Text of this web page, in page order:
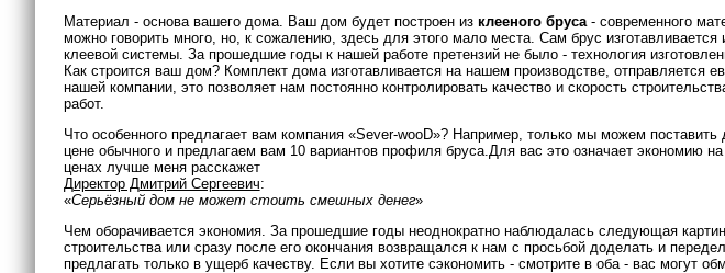
Материал - основа вашего дома. Ваш дом будет построен из клееного бруса- современного
можно говорить много, но, к сожалению, здесь для этого мало места. Сам брус
клеевой системы. За прошедшие годы к нашей работе претензий не было - технология
Как строится ваш дом? Комплект дома изготавливается на нашем производстве,
нашей компании, это позволяет нам постоянно контролировать качество и скорость
работ.
Что особенного предлагает вам компания «Sever-wooD»? Например, только мы можем
цене обычного и предлагаем вам 10 вариантов профиля бруса.Для вас это означает экономию
ценах лучше меня расскажет
Директор Дмитрий Сергеевич:
«Серьёзный дом не может стоить смешных денег»
Чем оборачивается экономия. За прошедшие годы неоднократно наблюдалась следующая
строительства или сразу после его окончания возвращался к нам с просьбой доделать и
предлагать только в ущерб качеству. Если вы хотите сэкономить - смотрите в оба - вас могут